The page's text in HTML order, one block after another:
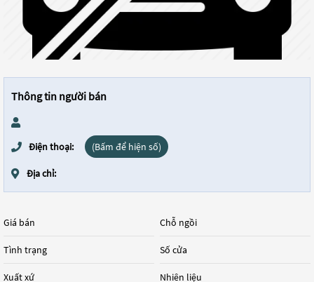
Thông tin người bán
Điện thoại: (Bấm để hiện số)
Địa chỉ:
Giá bán
Tình trạng
Xuất xứ
Chỗ ngồi
Số cửa
Nhiên liệu